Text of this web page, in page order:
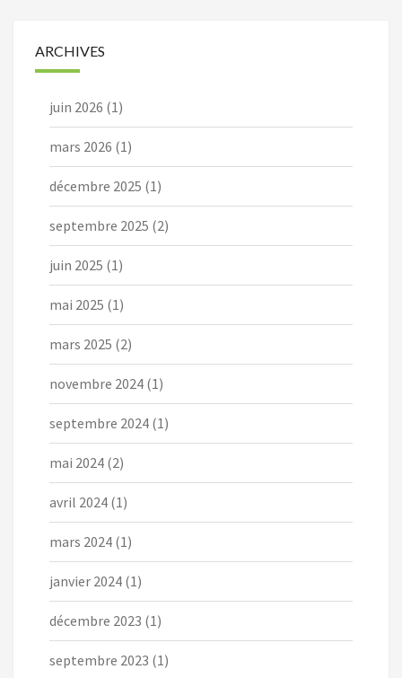
ARCHIVES
juin 2026 (1)
mars 2026 (1)
décembre 2025 (1)
septembre 2025 (2)
juin 2025 (1)
mai 2025 (1)
mars 2025 (2)
novembre 2024 (1)
septembre 2024 (1)
mai 2024 (2)
avril 2024 (1)
mars 2024 (1)
janvier 2024 (1)
décembre 2023 (1)
septembre 2023 (1)